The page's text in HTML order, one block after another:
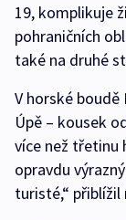
19, komplikuje
pohraničních
také na druhé
V horské
Úpě – kousek
více než třetinu
opravdu
turisté,“